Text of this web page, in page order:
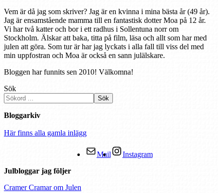
Vem är då jag som skriver? Jag är en kvinna i mina bästa år (49 år).
Jag är ensamstående mamma till en fantastisk dotter Moa på 12 år.
Vi har två katter och bor i ett radhus i Sollentuna norr om
Stockholm. Älskar att baka, titta på film, läsa och allt som har med
julen att göra. Som tur är har jag lyckats i alla fall till viss del med
min uppfostran och Moa är också en sann julälskare.
Bloggen har funnits sen 2010! Välkomna!
Sök
Sök
Bloggarkiv
Här finns alla gamla inlägg
Mail
Instagram
Julbloggar jag följer
Cramer Cramar om Julen